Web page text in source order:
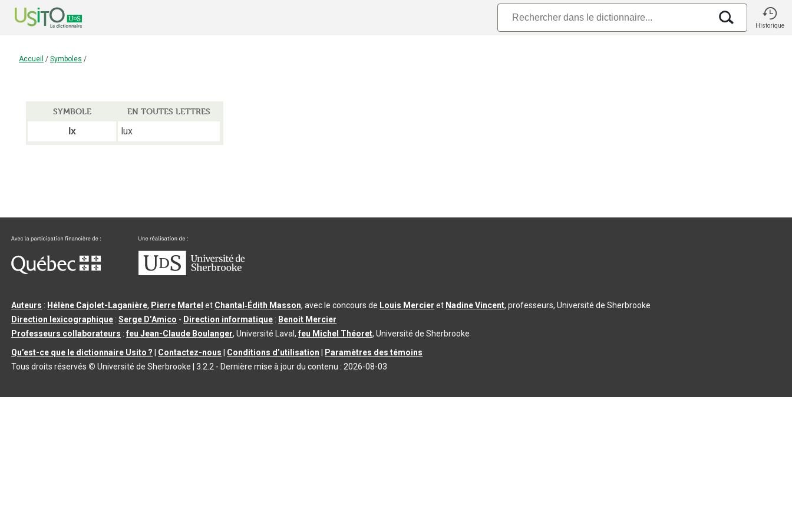
Historique
Accueil / Symboles /
SYMBOLE
EN TOUTES LETTRES
lx
lux
Auteurs : Hélène Cajolet-Laganière, Pierre Martel et Chantal‑Édith Masson, avec le concours de Louis Mercier et Nadine Vincent, professeurs, Université de Sherbrooke
Direction lexicographique :Serge D’Amico - Direction informatique : Benoit Mercier
Professeurs collaborateurs :feu Jean-Claude Boulanger, Université Laval,feu Michel Théoret, Université de Sherbrooke
Qu’est-ce que le dictionnaire Usito ?
Contactez-nous Conditions d’utilisation
Paramètres des témoins
Tous droits réservés © Université de Sherbrooke |3.2.2 - Dernière mise à jour du contenu : 2026-08-03